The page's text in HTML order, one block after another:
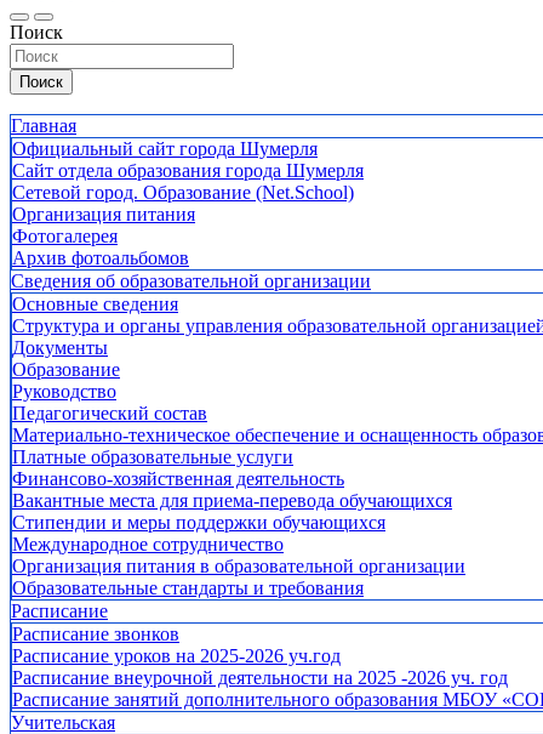
Поиск
Поиск
Главная
Официальный сайт города Шумерля
Сайт отдела образования города Шумерля
Сетевой город. Образование (Net.School)
Организация питания
Фотогалерея
Архив фотоальбомов
Сведения об образовательной организации
Основные сведения
Структура и органы управления образовательной
Документы
Образование
Руководство
Педагогический состав
Материально-техническое обеспечение и оснащенность
Платные образовательные услуги
Финансово-хозяйственная деятельность
Вакантные места для приема-перевода обучающихся
Стипендии и меры поддержки обучающихся
Международное сотрудничество
Организация питания в образовательной организации
Образовательные стандарты и требования
Расписание
Расписание звонков
Расписание уроков на 2025-2026 уч.год
Расписание внеурочной деятельности на 2025 -2026 уч. год
Расписание занятий дополнительного образования МБОУ
Учительская